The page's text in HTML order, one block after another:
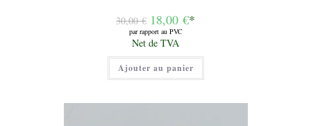
30,00€ Le
prix
initial
était :
30,00 €.
18,00 €*
par rapport au PVC
Le
prix
actuel
est :
18,00 €.
Net de TVA
Ajouter au panier